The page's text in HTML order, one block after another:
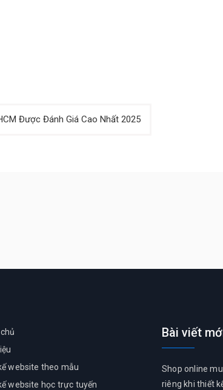
Được Đánh Giá Cao Nhất 2025
website theo mẫu
website học trực tuyến
Bài viết
Shop online
riêng khi thiết